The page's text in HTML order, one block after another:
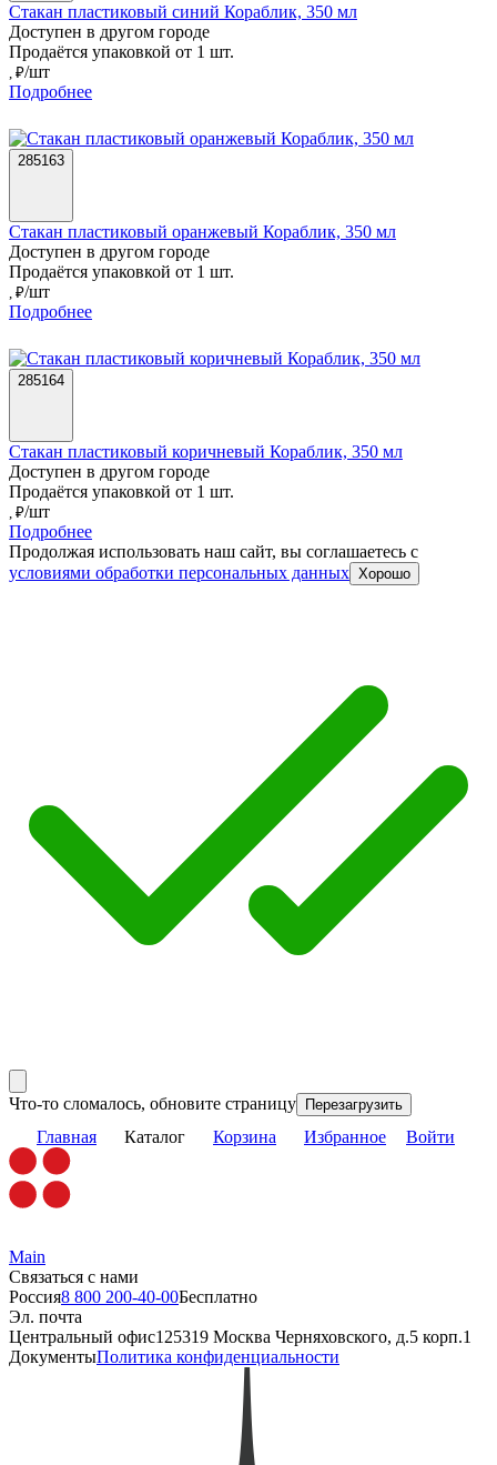
Стакан пластиковый синий Кораблик, 350 мл
Доступен в другом городе
Продаётся упаковкой от 1 шт.
, ₽/шт
Подробнее
285163
Стакан пластиковый оранжевый Кораблик, 350 мл
Доступен в другом городе
Продаётся упаковкой от 1 шт.
, ₽/шт
Подробнее
285164
Стакан пластиковый коричневый Кораблик, 350 мл
Доступен в другом городе
Продаётся упаковкой от 1 шт.
, ₽/шт
Подробнее
Продолжая использовать наш сайт, вы соглашаетесь c
условиями обработки персональных данных Хорошо
Что-то сломалось, обновите страницу Перезагрузить
Главная Каталог Корзина Избранное Войти
Main
Связаться с нами
Россия8 800 200-40-00Бесплатно
Эл. почта
Центральный офис125319 Москва Черняховского, д.5 корп.1
ДокументыПолитика конфиденциальности